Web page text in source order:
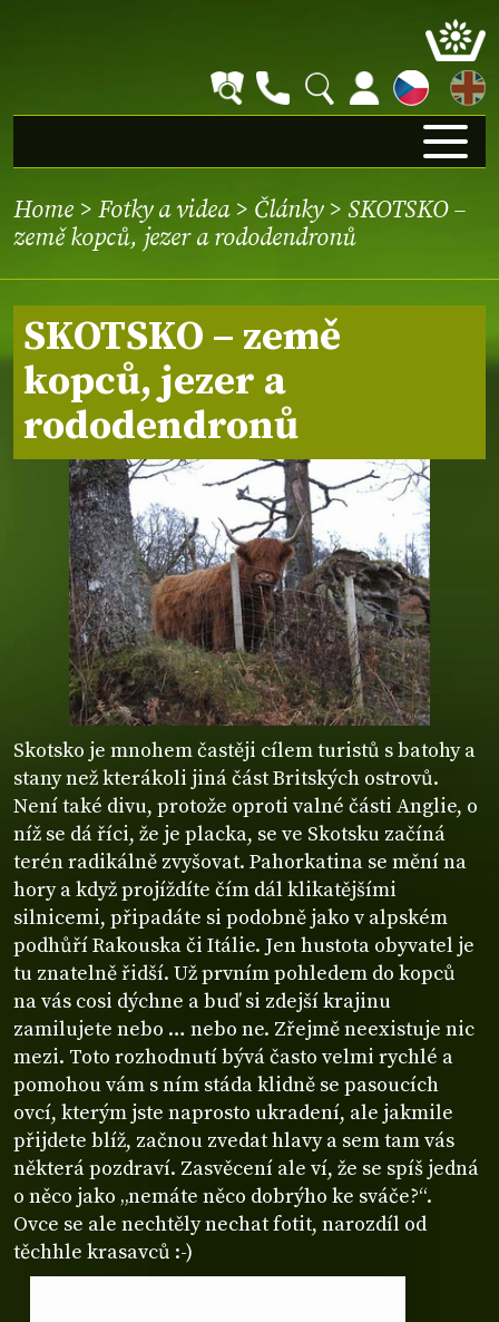
EN
Home > Fotky a videa> Články> SKOTSKO –
země kopců, jezer a rododendronů
SKOTSKO – země
kopců, jezer a
rododendronů
Skotsko je mnohem častěji cílem turistů s batohy a
stany než kterákoli jiná část Britských ostrovů.
Není také divu, protože oproti valné části Anglie, o
níž se dá říci, že je placka, se ve Skotsku začíná
terén radikálně zvyšovat. Pahorkatina se mění na
hory a když projíždíte čím dál klikatějšími
silnicemi, připadáte si podobně jako v alpském
podhůří Rakouska či Itálie. Jen hustota obyvatel je
tu znatelně řidší. Už prvním pohledem do kopců
na vás cosi dýchne a buď si zdejší krajinu
zamilujete nebo … nebo ne. Zřejmě neexistuje nic
mezi. Toto rozhodnutí bývá často velmi rychlé a
pomohou vám s ním stáda klidně se pasoucích
ovcí, kterým jste naprosto ukradení, ale jakmile
přijdete blíž, začnou zvedat hlavy a sem tam vás
některá pozdraví. Zasvěcení ale ví, že se spíš jedná
o něco jako „nemáte něco dobrýho ke sváče?“.
Ovce se ale nechtěly nechat fotit, narozdíl od
těchhle krasavců :-)